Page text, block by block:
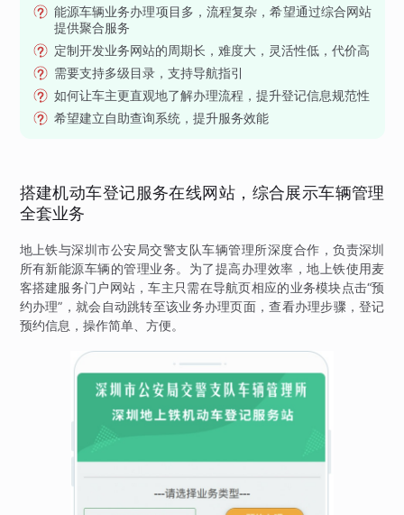
能源车辆业务办理项目多，流程复杂，希望通过综合网站
提供聚合服务
定制开发业务网站的周期长，难度大，灵活性低，代价高
需要支持多级目录，支持导航指引
如何让车主更直观地了解办理流程，提升登记信息规范性
希望建立自助查询系统，提升服务效能
搭建机动车登记服务在线网站，综合展示车辆管理
全套业务
地上铁与深圳市公安局交警支队车辆管理所深度合作，负责深圳
所有新能源车辆的管理业务。为了提高办理效率，地上铁使用麦
客搭建服务门户网站，车主只需在导航页相应的业务模块点击“预
约办理”，就会自动跳转至该业务办理页面，查看办理步骤，登记
预约信息，操作简单、方便。